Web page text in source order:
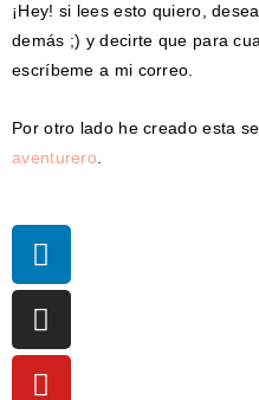
¡Hey! si lees esto quiero,
demás ;) y decirte que para
escríbeme a mi correo.
Por otro lado he creado esta
aventurero.